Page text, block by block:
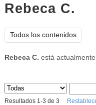
Rebeca C.
Todos los contenidos
Rebeca C. está
Sus archivos
Resultados 1-3 de 3